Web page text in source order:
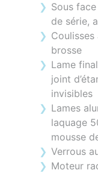
Sous
de série,
brosse
Lame
joint
invisibles
Lames
laquage
mousse
Verrous
Moteur